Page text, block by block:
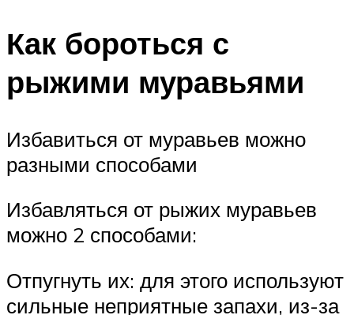
Как бороться с
рыжими муравьями
Избавиться от муравьев можно
разными способами
Избавляться от рыжих муравьев
можно 2 способами:
Отпугнуть их: для этого используют
сильные неприятные запахи, из-за